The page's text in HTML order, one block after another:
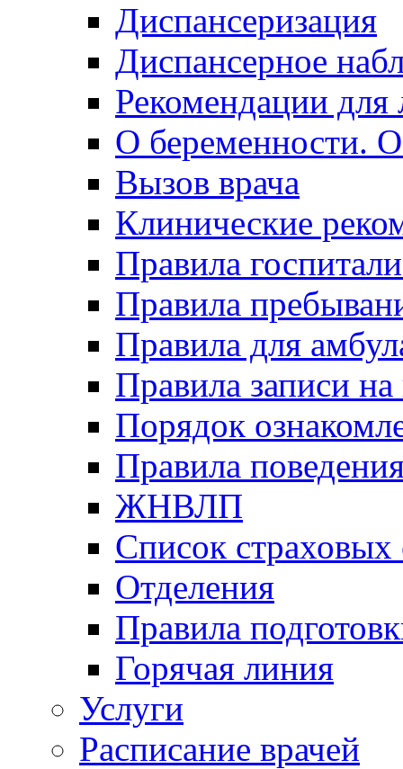
Диспансеризация
Диспансерное
Рекомендации для
О беременности.
Вызов врача
Клинические
Правила
Правила
Правила для
Правила записи
Порядок
Правила
ЖНВЛП
Список страховых
Отделения
Правила
Горячая линия
Услуги
Расписание врачей